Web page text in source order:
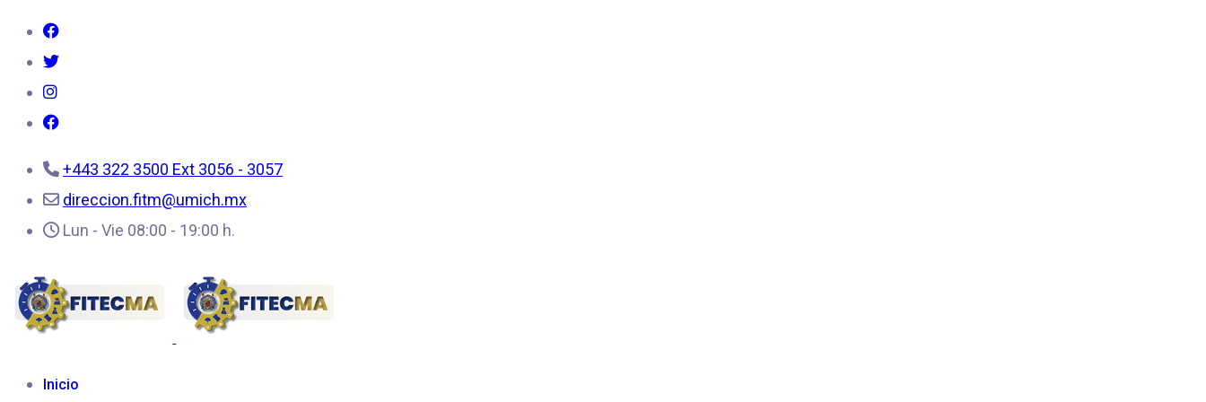
+443 322 3500 Ext 3056 - 3057
direccion.fitm@umich.mx
Lun - Vie 08:00 - 19:00 h.
Inicio
FACULTAD DE INGENIERÍA EN TECNOLOGÍA DE LA MADERA